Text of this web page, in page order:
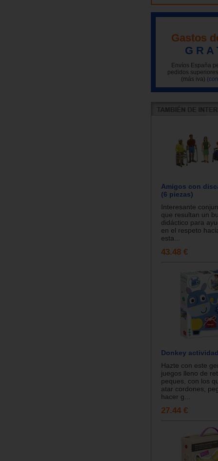
Gastos
G R A
Envíos España
pedidos
(más iva)
Amigos con
(6 piezas)
Interesante
que resultan un
didáctico para
en el respeto
esta...
43.48 €
Donkey
Hazte con este
juegos lleno de
peques, con los
atar cordones,
hacer g...
27.44 €